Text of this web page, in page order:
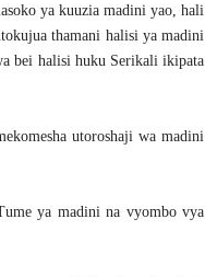
ya kuuzia madini yao, hali
thamani halisi ya madini
bei halisi huku Serikali ikipata
utoroshaji wa madini
ya madini na vyombo vya